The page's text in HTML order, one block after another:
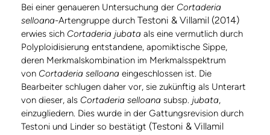
Bei einer genaueren Untersuchung der Cortaderia
selloana-Artengruppe durch Testoni & Villamil (2014)
erwies sich Cortaderia jubata als eine vermutlich durch
Polyploidisierung entstandene, apomiktische Sippe,
deren Merkmalskombination im Merkmalsspektrum
von Cortaderia selloana eingeschlossen ist. Die
Bearbeiter schlugen daher vor, sie zukünftig als Unterart
von dieser, als Cortaderia selloana subsp. jubata,
einzugliedern. Dies wurde in der Gattungsrevision durch
Testoni und Linder so bestätigt (Testoni & Villamil